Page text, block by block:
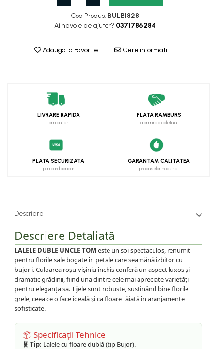
Cod Produs: BULBI828
Ai nevoie de ajutor? 0371786284
Adauga la Favorite Cere informatii
LIVRARE RAPIDA
prin curier
PLATA RAMBURS
la primirea coletului
PLATA SECURIZATA
prin card bancar
GARANTAM CALITATEA
produselor noastre
Descriere
Descriere Detaliată
LALELE DUBLE UNCLE TOM este un soi spectaculos, renumit
pentru florile sale bogate în petale care seamănă izbitor cu
bujorii. Culoarea roșu-vișiniu închis conferă un aspect luxos și
dramatic grădinii, fiind una dintre cele mai apreciate varietăți
pentru eleganța sa. Tijele sunt robuste, susținând bine florile
grele, ceea ce o face ideală și ca floare tăiată în aranjamente
sofisticate.
📦 Specificații Tehnice
🧬 Tip: Lalele cu floare dublă (tip Bujor).